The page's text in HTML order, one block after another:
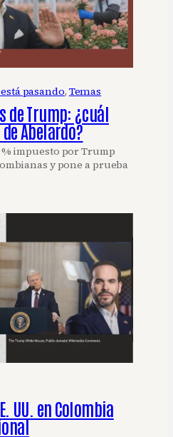
pasando, Temas
de Trump: ¿cuál
Abelardo?
% impuesto por Trump
y pone a prueba
UU. en Colombia